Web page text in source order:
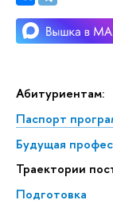
Абитуриентам:
Паспорт
Будущая
Траектории
Подготовка